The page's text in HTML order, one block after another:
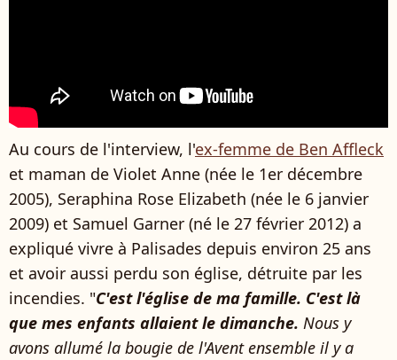
Au cours de l'interview, l'ex-femme de Ben Affleck
et maman de Violet Anne (née le 1er décembre
2005), Seraphina Rose Elizabeth (née le 6 janvier
2009) et Samuel Garner (né le 27 février 2012) a
expliqué vivre à Palisades depuis environ 25 ans
et avoir aussi perdu son église, détruite par les
incendies. "C'est l'église de ma famille. C'est là
que mes enfants allaient le dimanche. Nous y
avons allumé la bougie de l'Avent ensemble il y a